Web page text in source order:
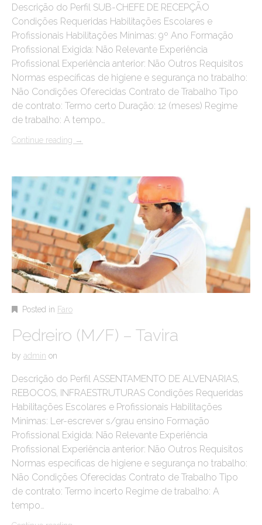
Descrição do Perfil SUB-CHEFE DE RECEPÇÃO
Condições Requeridas Habilitações Escolares e
Profissionais Habilitações Mínimas: 9º Ano Formação
Profissional Exigida: Não Relevante Experiência
Profissional Experiência anterior: Não Outros Requisitos
Normas específicas de higiene e segurança no trabalho:
Não Condições Oferecidas Contrato de Trabalho Tipo
de contrato: Termo certo Duração: 12 (meses) Regime
de trabalho: A tempo…
Continue reading →
Posted in Faro
Pedreiro (M/F) – Tavira
by admin on
Descrição do Perfil ASSENTAMENTO DE ALVENARIAS,
REBOCOS, INFRAESTRUTURAS Condições Requeridas
Habilitações Escolares e Profissionais Habilitações
Mínimas: Ler-escrever s/grau ensino Formação
Profissional Exigida: Não Relevante Experiência
Profissional Experiência anterior: Não Outros Requisitos
Normas específicas de higiene e segurança no trabalho:
Não Condições Oferecidas Contrato de Trabalho Tipo
de contrato: Termo incerto Regime de trabalho: A
tempo…